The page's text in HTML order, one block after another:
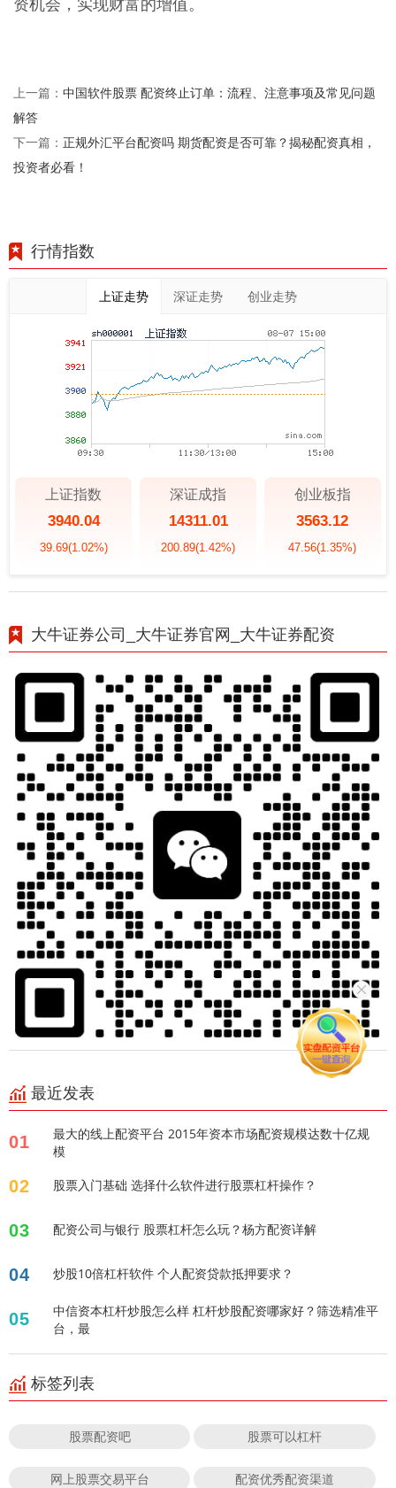
资机会，实现财富的增值。
上一篇： 中国软件股票 配资终止订单：流程、注意事项及常见问题
解答
下一篇： 正规外汇平台配资吗 期货配资是否可靠？揭秘配资真相，
投资者必看！
行情指数
上证走势 深证走势 创业走势
上证指数
3940.04
39.69(1.02%)
深证成指
14311.01
200.89(1.42%)
创业板指
3563.12
47.56(1.35%)
大牛证券公司_大牛证券官网_大牛证券配资
最近发表
01
最大的线上配资平台 2015年资本市场配资规模达数十亿规
模
02 股票入门基础 选择什么软件进行股票杠杆操作？
03 配资公司与银行 股票杠杆怎么玩？杨方配资详解
04 炒股10倍杠杆软件 个人配资贷款抵押要求？
05
中信资本杠杆炒股怎么样 杠杆炒股配资哪家好？筛选精准平
台，最
标签列表
股票配资吧 股票可以杠杆
网上股票交易平台 配资优秀配资渠道